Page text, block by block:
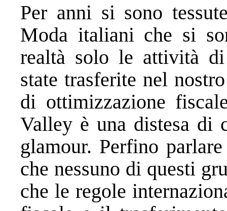
Per anni si sono
Moda italiani che si
realtà solo le attività
state trasferite nel
di ottimizzazione
Valley è una distesa di
glamour. Perfino
che nessuno di questi
che le regole